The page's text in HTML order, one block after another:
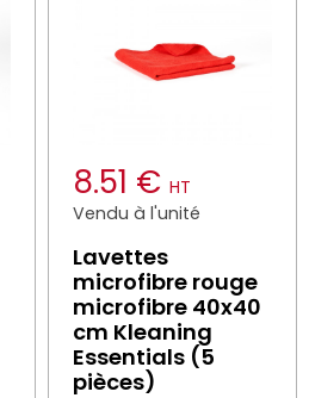
8.51 € HT
Vendu à l'unité
Lavettes
microfibre rouge
microfibre 40x40
cm Kleaning
Essentials (5
pièces)